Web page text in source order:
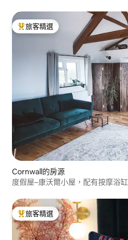
旅客精選榜首
旅客精選
Cornwall的房源
度假屋–康沃爾小屋，配有按摩浴缸
旅客精選榜首
旅客精選